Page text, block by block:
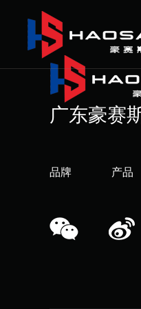
广东豪赛
品牌 产品